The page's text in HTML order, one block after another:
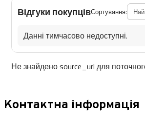
Відгуки покупцівСортування:
Данні тимчасово недоступні.
Не знайдено source_url для
Контактна інформація